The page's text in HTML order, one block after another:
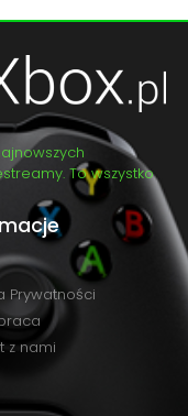
To wszystko
Prywatności
z nami